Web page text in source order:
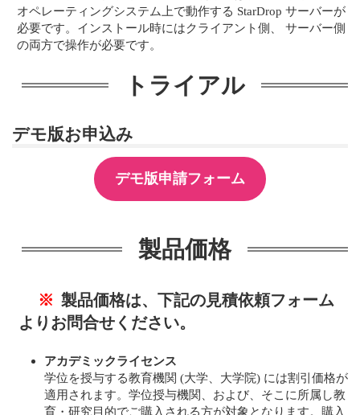
オペレーティングシステム上で動作する StarDrop サーバーが
必要です。インストール時にはクライアント側、 サーバー側
の両方で操作が必要です。
トライアル
デモ版お申込み
デモ版申請フォーム
製品価格
※ 製品価格は、下記の見積依頼フォーム
よりお問合せください。
アカデミックライセンス
学位を授与する教育機関 (大学、大学院) には割引価格が
適用されます。学位授与機関、および、そこに所属し教
育・研究目的でご購入される方が対象となります。購入